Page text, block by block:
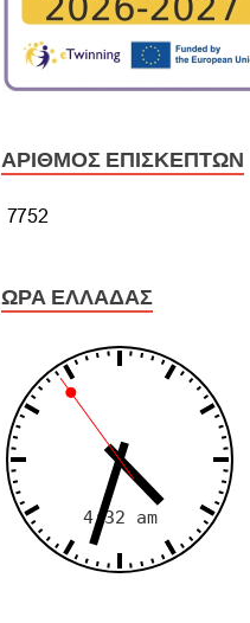
ΑΡΙΘΜΌΣ ΕΠΙΣΚΕΠΤΏΝ
ΏΡΑ ΕΛΛΆΔΑΣ